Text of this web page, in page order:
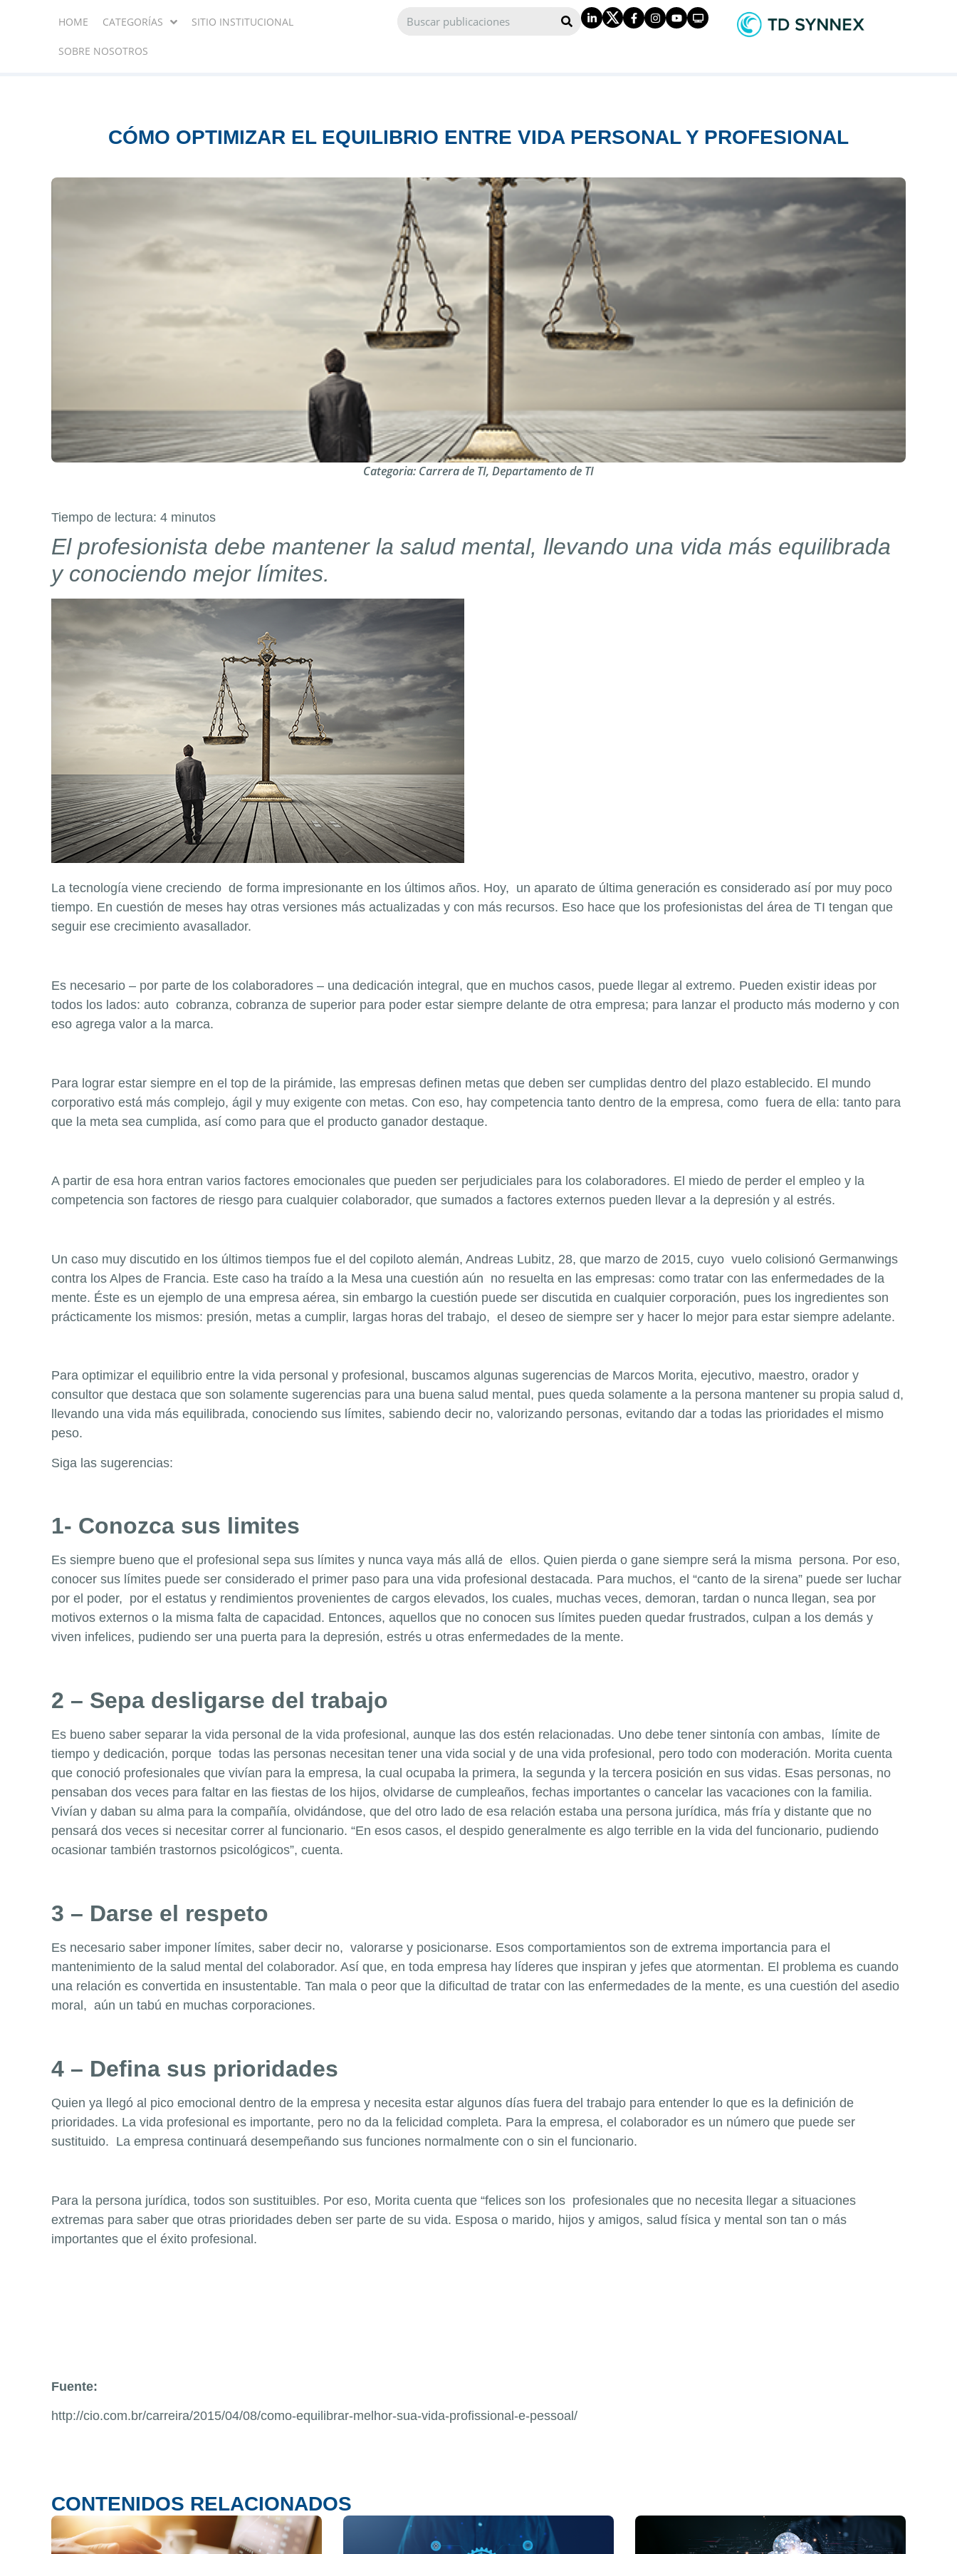
HOME CATEGORÍAS SITIO INSTITUCIONAL
SOBRE NOSOTROS
CÓMO OPTIMIZAR EL EQUILIBRIO ENTRE VIDA PERSONAL Y PROFESIONAL
Categoria: Carrera de TI, Departamento de TI
Tiempo de lectura: 4 minutos
El profesionista debe mantener la salud mental, llevando una vida más equilibrada
y conociendo mejor límites.
La tecnología viene creciendo de forma impresionante en los últimos años. Hoy, un aparato de última generación es considerado así por muy poco
tiempo. En cuestión de meses hay otras versiones más actualizadas y con más recursos. Eso hace que los profesionistas del área de TI tengan que
seguir ese crecimiento avasallador.
Es necesario – por parte de los colaboradores – una dedicación integral, que en muchos casos, puede llegar al extremo. Pueden existir ideas por
todos los lados: auto cobranza, cobranza de superior para poder estar siempre delante de otra empresa; para lanzar el producto más moderno y con
eso agrega valor a la marca.
Para lograr estar siempre en el top de la pirámide, las empresas definen metas que deben ser cumplidas dentro del plazo establecido. El mundo
corporativo está más complejo, ágil y muy exigente con metas. Con eso, hay competencia tanto dentro de la empresa, como fuera de ella: tanto para
que la meta sea cumplida, así como para que el producto ganador destaque.
A partir de esa hora entran varios factores emocionales que pueden ser perjudiciales para los colaboradores. El miedo de perder el empleo y la
competencia son factores de riesgo para cualquier colaborador, que sumados a factores externos pueden llevar a la depresión y al estrés.
Un caso muy discutido en los últimos tiempos fue el del copiloto alemán, Andreas Lubitz, 28, que marzo de 2015, cuyo vuelo colisionó Germanwings
contra los Alpes de Francia. Este caso ha traído a la Mesa una cuestión aún no resuelta en las empresas: como tratar con las enfermedades de la
mente. Éste es un ejemplo de una empresa aérea, sin embargo la cuestión puede ser discutida en cualquier corporación, pues los ingredientes son
prácticamente los mismos: presión, metas a cumplir, largas horas del trabajo, el deseo de siempre ser y hacer lo mejor para estar siempre adelante.
Para optimizar el equilibrio entre la vida personal y profesional, buscamos algunas sugerencias de Marcos Morita, ejecutivo, maestro, orador y
consultor que destaca que son solamente sugerencias para una buena salud mental, pues queda solamente a la persona mantener su propia salud d,
llevando una vida más equilibrada, conociendo sus límites, sabiendo decir no, valorizando personas, evitando dar a todas las prioridades el mismo
peso.
Siga las sugerencias:
1- Conozca sus limites
Es siempre bueno que el profesional sepa sus límites y nunca vaya más allá de ellos. Quien pierda o gane siempre será la misma persona. Por eso,
conocer sus límites puede ser considerado el primer paso para una vida profesional destacada. Para muchos, el “canto de la sirena” puede ser luchar
por el poder, por el estatus y rendimientos provenientes de cargos elevados, los cuales, muchas veces, demoran, tardan o nunca llegan, sea por
motivos externos o la misma falta de capacidad. Entonces, aquellos que no conocen sus límites pueden quedar frustrados, culpan a los demás y
viven infelices, pudiendo ser una puerta para la depresión, estrés u otras enfermedades de la mente.
2 – Sepa desligarse del trabajo
Es bueno saber separar la vida personal de la vida profesional, aunque las dos estén relacionadas. Uno debe tener sintonía con ambas, límite de
tiempo y dedicación, porque todas las personas necesitan tener una vida social y de una vida profesional, pero todo con moderación. Morita cuenta
que conoció profesionales que vivían para la empresa, la cual ocupaba la primera, la segunda y la tercera posición en sus vidas. Esas personas, no
pensaban dos veces para faltar en las fiestas de los hijos, olvidarse de cumpleaños, fechas importantes o cancelar las vacaciones con la familia.
Vivían y daban su alma para la compañía, olvidándose, que del otro lado de esa relación estaba una persona jurídica, más fría y distante que no
pensará dos veces si necesitar correr al funcionario. “En esos casos, el despido generalmente es algo terrible en la vida del funcionario, pudiendo
ocasionar también trastornos psicológicos”, cuenta.
3 – Darse el respeto
Es necesario saber imponer límites, saber decir no, valorarse y posicionarse. Esos comportamientos son de extrema importancia para el
mantenimiento de la salud mental del colaborador. Así que, en toda empresa hay líderes que inspiran y jefes que atormentan. El problema es cuando
una relación es convertida en insustentable. Tan mala o peor que la dificultad de tratar con las enfermedades de la mente, es una cuestión del asedio
moral, aún un tabú en muchas corporaciones.
4 – Defina sus prioridades
Quien ya llegó al pico emocional dentro de la empresa y necesita estar algunos días fuera del trabajo para entender lo que es la definición de
prioridades. La vida profesional es importante, pero no da la felicidad completa. Para la empresa, el colaborador es un número que puede ser
sustituido. La empresa continuará desempeñando sus funciones normalmente con o sin el funcionario.
Para la persona jurídica, todos son sustituibles. Por eso, Morita cuenta que “felices son los profesionales que no necesita llegar a situaciones
extremas para saber que otras prioridades deben ser parte de su vida. Esposa o marido, hijos y amigos, salud física y mental son tan o más
importantes que el éxito profesional.
Fuente:
http://cio.com.br/carreira/2015/04/08/como-equilibrar-melhor-sua-vida-profissional-e-pessoal/
CONTENIDOS RELACIONADOS